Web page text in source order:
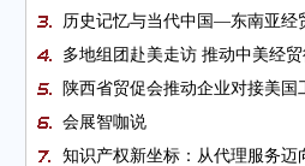
历史记忆与当代中国—东南亚经
多地组团赴美走访 推动中美经
陕西省贸促会推动企业对接美国
会展智咖说
知识产权新坐标：从代理服务迈